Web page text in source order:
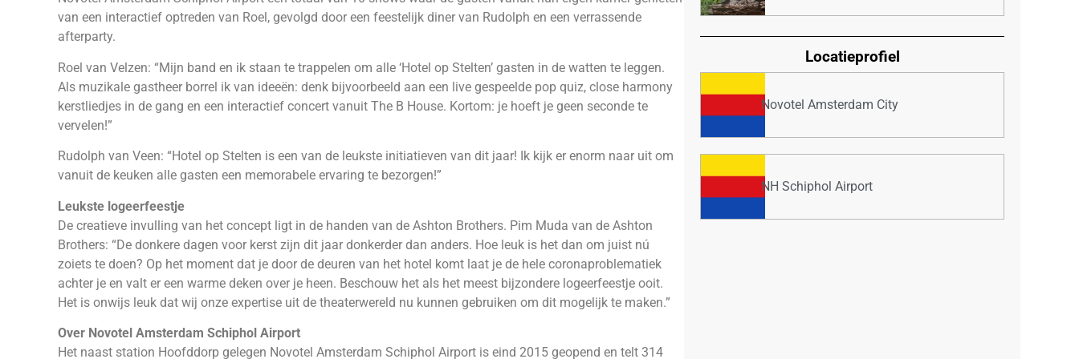
van een interactief optreden van Roel, gevolgd door een feestelijk diner van Rudolph en een verrassende
afterparty.
Roel van Velzen: “Mijn band en ik staan te trappelen om alle ‘Hotel op Stelten’ gasten in de watten te leggen.
Als muzikale gastheer borrel ik van ideeën: denk bijvoorbeeld aan een live gespeelde pop quiz, close harmony
kerstliedjes in de gang en een interactief concert vanuit The B House. Kortom: je hoeft je geen seconde te
vervelen!”
Rudolph van Veen: “Hotel op Stelten is een van de leukste initiatieven van dit jaar! Ik kijk er enorm naar uit om
vanuit de keuken alle gasten een memorabele ervaring te bezorgen!”
Leukste logeerfeestje
De creatieve invulling van het concept ligt in de handen van de Ashton Brothers. Pim Muda van de Ashton
Brothers: “De donkere dagen voor kerst zijn dit jaar donkerder dan anders. Hoe leuk is het dan om juist nú
zoiets te doen? Op het moment dat je door de deuren van het hotel komt laat je de hele coronaproblematiek
achter je en valt er een warme deken over je heen. Beschouw het als het meest bijzondere logeerfeestje ooit.
Het is onwijs leuk dat wij onze expertise uit de theaterwereld nu kunnen gebruiken om dit mogelijk te maken.”
Over Novotel Amsterdam Schiphol Airport
Het naast station Hoofddorp gelegen Novotel Amsterdam Schiphol Airport is eind 2015 geopend en telt 314
Locatieprofiel
Novotel Amsterdam City
NH Schiphol Airport